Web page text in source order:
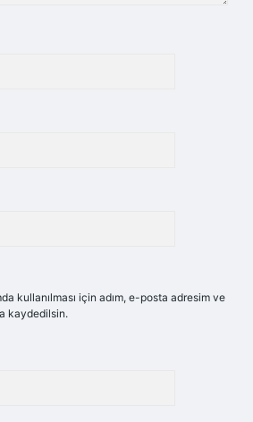
kullanılması için adım, e-posta adresim ve
kaydedilsin.